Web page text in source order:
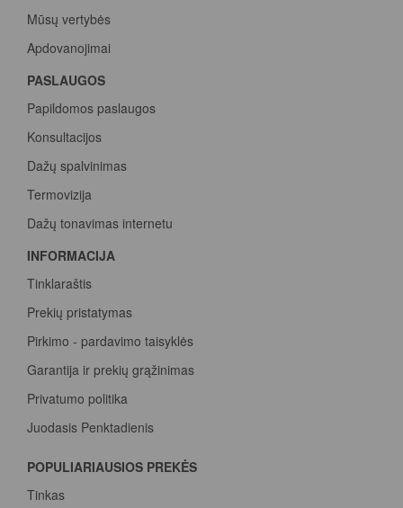
Mūsų vertybės
Apdovanojimai
PASLAUGOS
Papildomos paslaugos
Konsultacijos
Dažų spalvinimas
Termovizija
Dažų tonavimas internetu
INFORMACIJA
Tinklaraštis
Prekių pristatymas
Pirkimo - pardavimo taisyklės
Garantija ir prekių grąžinimas
Privatumo politika
Juodasis Penktadienis
POPULIARIAUSIOS PREKĖS
Tinkas